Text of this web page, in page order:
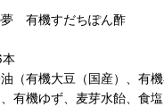
夢 有機すだちぽん酢
（有機大豆（国産）、有
有機ゆず、麦芽水飴、食